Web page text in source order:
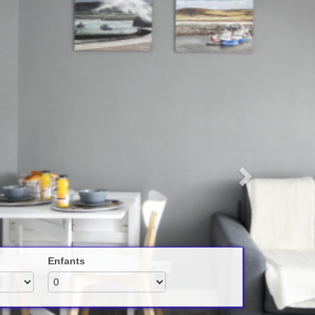
Next
Enfants